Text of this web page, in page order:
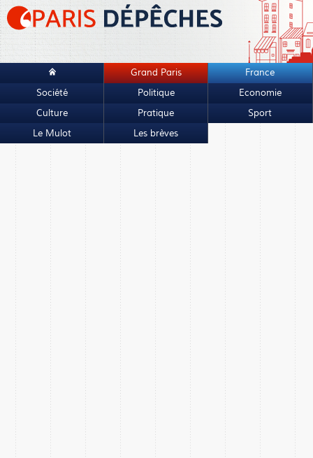
Grand Paris
France
Société
Politique
Economie
Culture
Pratique
Sport
Le Mulot
Les brèves